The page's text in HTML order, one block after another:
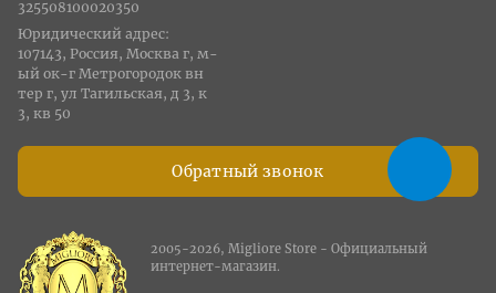
Обратный звонок
325508100020350
Юридический адрес:
107143, Россия, Москва г, м-
ый ок-г Метрогородок вн
тер г, ул Тагильская, д 3, к
3, кв 50
2005-2026, Migliore Store - Официальный
интернет-магазин.